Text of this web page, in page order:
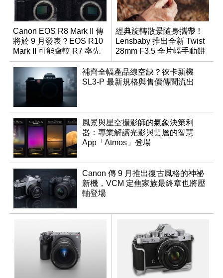
Canon EOS R8 Mark II 傳
將於 9 月發表？EOS R10
Mark II 可能會較 R7 率先
推出
經典旋轉散景隨身攜帶！
Lensbaby 推出全新 Twist
28mm F3.5 全片幅手動餅
乾鏡
補齊全幅產品線空缺？徠卡新機
SL3-P 最新規格與售價傳聞流出
風景與星空攝影師的氣象決策利
器：專業解讀光影與雲層的智慧
App「Atmos」登場
Canon 傳 9 月推出復古風格的神祕
新機，VCM 定焦家族最終章也將壓
軸登場